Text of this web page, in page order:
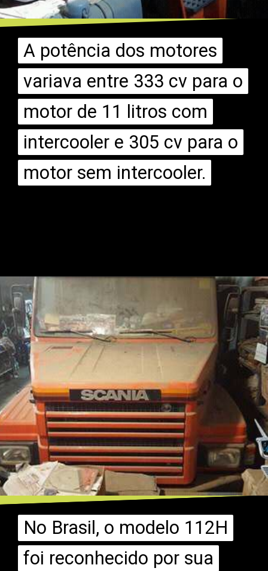
A potência dos motores
variava entre 333 cv para o
motor de 11 litros com
intercooler e 305 cv para o
motor sem intercooler.
A potência dos motores
variava entre 333 cv para o
motor de 11 litros com
intercooler e 305 cv para o
motor sem intercooler.
Opening https://mundofixa.com.br/apos-29-anos-scania-112h-com-apenas-2681-km-rodados-e-encontrada-abandonada/
No Brasil, o modelo 112H
foi reconhecido por sua
No Brasil, o modelo 112H
foi reconhecido por sua